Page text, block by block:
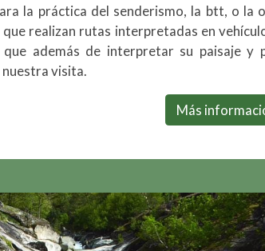
la práctica del senderismo, la btt, o la
que realizan rutas interpretadas en
que además de interpretar su paisaje y
nuestra visita.
Más